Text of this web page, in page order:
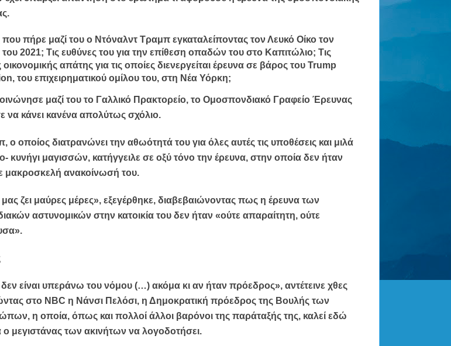
που πήρε μαζί του ο Ντόναλντ Τραμπ εγκαταλείποντας τον Λευκό Οίκο τον
του 2021; Τις ευθύνες του για την επίθεση οπαδών του στο Καπιτώλιο; Τις
οικονομικής απάτης για τις οποίες διενεργείται έρευνα σε βάρος του Trump
του επιχειρηματικού ομίλου του, στη Νέα Υόρκη;
μαζί του το Γαλλικό Πρακτορείο, το Ομοσπονδιακό Γραφείο Έρευνας
να κάνει κανένα απολύτως σχόλιο.
ο οποίος διατρανώνει την αθωότητά του για όλες αυτές τις υποθέσεις και μιλά
κυνήγι μαγισσών, κατήγγειλε σε οξύ τόνο την έρευνα, στην οποία δεν ήταν
μακροσκελή ανακοίνωσή του.
ζει μαύρες μέρες», εξεγέρθηκε, διαβεβαιώνοντας πως η έρευνα των
αστυνομικών στην κατοικία του δεν ήταν «ούτε απαραίτητη, ούτε
είναι υπεράνω του νόμου (…) ακόμα κι αν ήταν πρόεδρος», αντέτεινε χθες
στο NBC η Νάνσι Πελόσι, η Δημοκρατική πρόεδρος της Βουλής των
η οποία, όπως και πολλοί άλλοι βαρόνοι της παράταξής της, καλεί εδώ
ο μεγιστάνας των ακινήτων να λογοδοτήσει.